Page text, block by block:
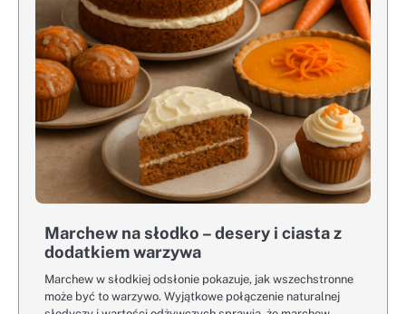
Marchew na słodko – desery i ciasta z
dodatkiem warzywa
Marchew w słodkiej odsłonie pokazuje, jak wszechstronne
może być to warzywo. Wyjątkowe połączenie naturalnej